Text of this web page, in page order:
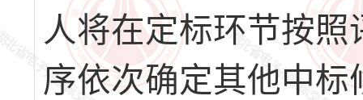
人将在定标环节按
序依次确定其他中